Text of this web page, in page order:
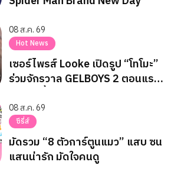
08 ส.ค. 69
Hot News
เซอร์ไพรส์ Looke เปิดรูป “โทโมะ”
ร่วมจักรวาล GELBOYS 2 ตอนแรก
08 ส.ค. 69
ซีรี่ส์
มัดรวม “8 ตัวการ์ตูนแมว” แสบ ซน
แสนน่ารัก มัดใจคนดู